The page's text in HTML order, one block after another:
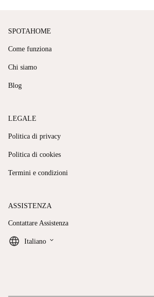
SPOTAHOME
Come funziona
Chi siamo
Blog
LEGALE
Politica di privacy
Politica di cookies
Termini e condizioni
ASSISTENZA
Contattare Assistenza
Italiano keyboard_arrow_down